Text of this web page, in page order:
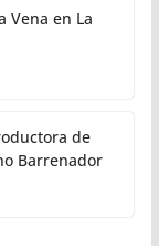
Vena en La
de
Barrenador